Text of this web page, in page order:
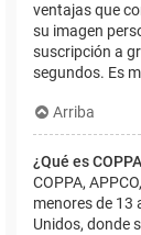
ventajas que
su imagen
suscripción a
segundos. Es
Arriba
¿Qué es
COPPA,
menores de 13
Unidos, donde